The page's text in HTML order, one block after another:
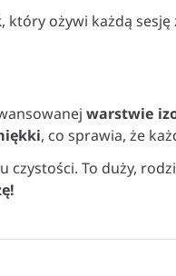
, który ożywi każdą
warstwie
, co sprawia, że
czystości. To duży,